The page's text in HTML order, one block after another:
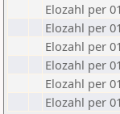
Elozahl per
Elozahl per
Elozahl per
Elozahl per
Elozahl per
Elozahl per